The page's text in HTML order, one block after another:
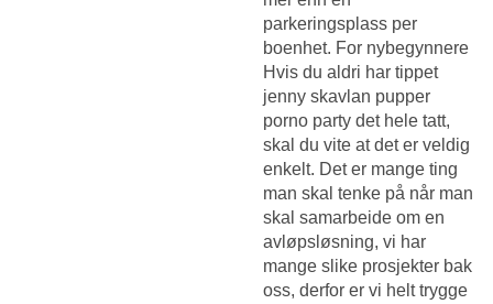
parkeringsplass per
boenhet. For nybegynnere
Hvis du aldri har tippet
jenny skavlan pupper
porno party det hele tatt,
skal du vite at det er veldig
enkelt. Det er mange ting
man skal tenke på når man
skal samarbeide om en
avløpsløsning, vi har
mange slike prosjekter bak
oss, derfor er vi helt trygge